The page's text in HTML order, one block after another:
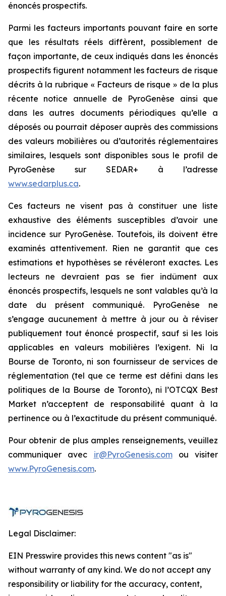
énoncés prospectifs.
Parmi les facteurs importants pouvant faire en sorte
que les résultats réels diffèrent, possiblement de
façon importante, de ceux indiqués dans les énoncés
prospectifs figurent notamment les facteurs de risque
décrits à la rubrique « Facteurs de risque » de la plus
récente notice annuelle de PyroGenèse ainsi que
dans les autres documents périodiques qu’elle a
déposés ou pourrait déposer auprès des commissions
des valeurs mobilières ou d’autorités réglementaires
similaires, lesquels sont disponibles sous le profil de
PyroGenèse sur SEDAR+ à l’adresse
www.sedarplus.ca.
Ces facteurs ne visent pas à constituer une liste
exhaustive des éléments susceptibles d’avoir une
incidence sur PyroGenèse. Toutefois, ils doivent être
examinés attentivement. Rien ne garantit que ces
estimations et hypothèses se révéleront exactes. Les
lecteurs ne devraient pas se fier indûment aux
énoncés prospectifs, lesquels ne sont valables qu’à la
date du présent communiqué. PyroGenèse ne
s’engage aucunement à mettre à jour ou à réviser
publiquement tout énoncé prospectif, sauf si les lois
applicables en valeurs mobilières l’exigent. Ni la
Bourse de Toronto, ni son fournisseur de services de
réglementation (tel que ce terme est défini dans les
politiques de la Bourse de Toronto), ni l’OTCQX Best
Market n’acceptent de responsabilité quant à la
pertinence ou à l’exactitude du présent communiqué.
Pour obtenir de plus amples renseignements, veuillez
communiquer avec ir@PyroGenesis.comou visiter
www.PyroGenesis.com.
Legal Disclaimer:
EIN Presswire provides this news content "as is"
without warranty of any kind. We do not accept any
responsibility or liability for the accuracy, content,